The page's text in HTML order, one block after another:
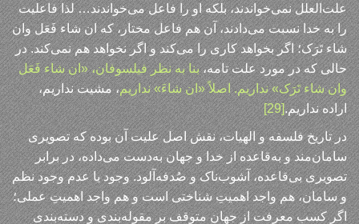
علت‌العلل نمی‌خواندند، بلکه او را فاعل می‌خواندند… لذا فاعلیت
را به خدا نسبت می‌دادند، آن هم فاعل مختار، که ان شاء فَعَل وان
شاء تَرَک؛ اگر بخواهد کاری را می‌کند و اگر نخواهد هم نمی‌کند. در
حالی که در مورد علت تامه،بنا به نظر فیلسوفان، «ان شاء فَعَل
وان شاء تَرَک» نداریم. اصلاً «ان شاءَ» نداریم، مشیت نداریم،
اراده نداریم.[29]
در تاریخ فلسفه و الهیات، نقش اصل علیت آن بوده که تصویری
سامان‌مند و به‌قاعده از خدا و جهان به‌دست می‌داده، در برابر
تصویری بی‌قاعده، آشوب‌ناک و صُدفه‌آلود. وجود یا عدم وجود نظم
و سامان، هم واجد اهمیتِ شناختی است و هم واجد اهمیتِ عملی؛
اگر کسب معرفت از جهان متوقف بر مقوله‌بندی و دسته‌بندی